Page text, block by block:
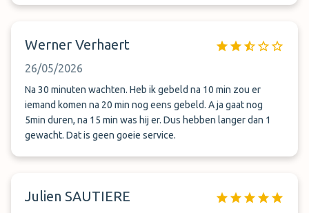
Werner Verhaert
26/05/2026
Na 30 minuten wachten. Heb ik gebeld na 10 min zou er
iemand komen na 20 min nog eens gebeld. A ja gaat nog
5min duren, na 15 min was hij er. Dus hebben langer dan 1
gewacht. Dat is geen goeie service.
Julien SAUTIERE